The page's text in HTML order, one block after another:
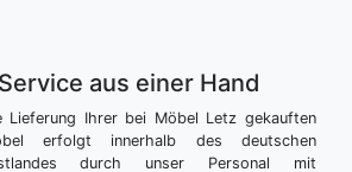
aus einer Hand
Lieferung Ihrer bei Möbel Letz gekauften
erfolgt innerhalb des deutschen
durch unser Personal mit